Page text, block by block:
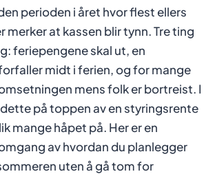
perioden i året hvor flest ellers
merker at kassen blir tynn. Tre ting
feriepengene skal ut, en
midt i ferien, og for mange
mens folk er bortreist. I
på toppen av en styringsrente
mange håpet på. Her er en
av hvordan du planlegger
uten å gå tom for